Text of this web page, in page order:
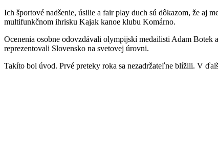
Ich športové nadšenie, úsilie a fair play duch sú dôkazom, že aj
multifunkčnom ihrisku Kajak kanoe klubu Komárno.
Ocenenia osobne odovzdávali olympijskí medailisti Adam
reprezentovali Slovensko na svetovej úrovni.
Takíto bol úvod. Prvé preteky roka sa nezadržateľne blížili. V